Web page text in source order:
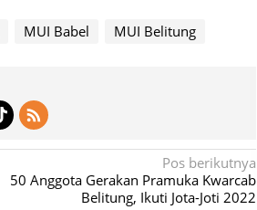
MUI Babel MUI Belitung
Pos berikutnya
50 Anggota Gerakan Pramuka Kwarcab
Belitung, Ikuti Jota-Joti 2022